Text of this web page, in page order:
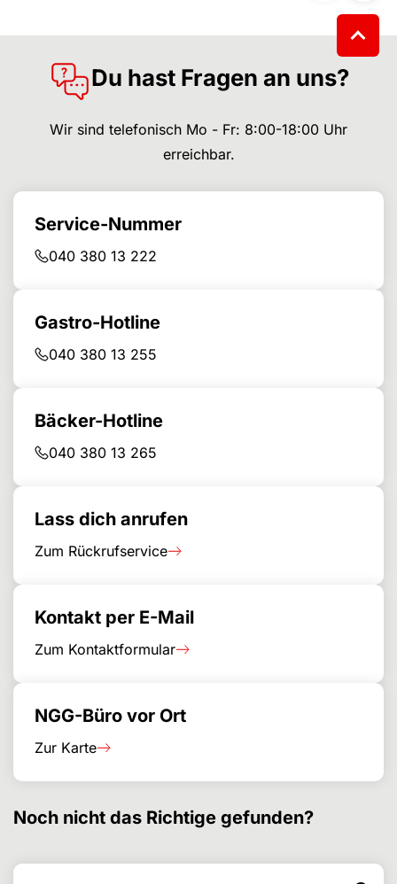
Du hast Fragen an uns?
Wir sind telefonisch Mo - Fr: 8:00-18:00 Uhr
erreichbar.
Service-Nummer
040 380 13 222
Gastro-Hotline
040 380 13 255
Bäcker-Hotline
040 380 13 265
Lass dich anrufen
Zum Rückrufservice
Kontakt per E-Mail
Zum Kontaktformular
NGG-Büro vor Ort
Zur Karte
Noch nicht das Richtige gefunden?
Search for